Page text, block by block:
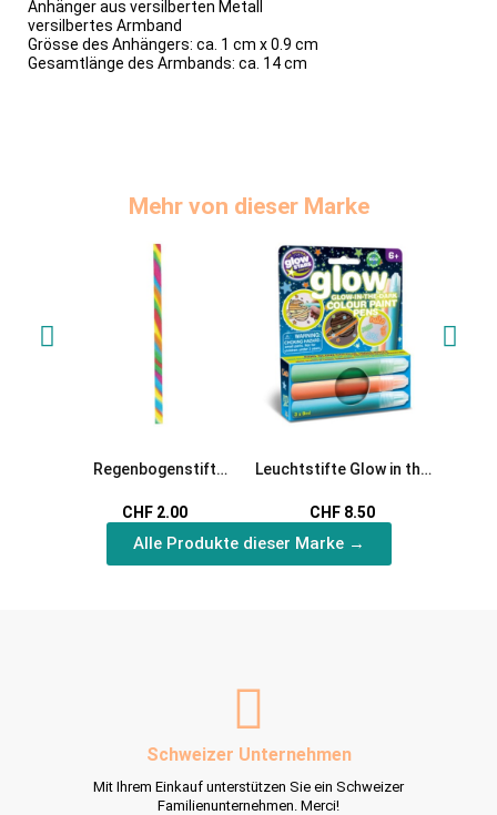
Anhänger aus versilberten Metall
versilbertes Armband
Grösse des Anhängers: ca. 1 cm x 0.9 cm
Gesamtlänge des Armbands: ca. 14 cm
Mehr von dieser Marke
Regenbogenstift
Stiftmine
CHF 2.00
Leuchtstifte Glow in the
CHF 8.50
Alle Produkte dieser Marke →
Schweizer Unternehmen
Mit Ihrem Einkauf unterstützen Sie ein Schweizer
Familienunternehmen. Merci!